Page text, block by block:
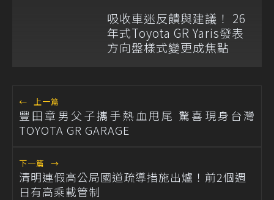
吸收車迷反饋與建議！ 26
年式Toyota GR Yaris發表
方向盤樣式變更成焦點
← 上一篇
豐田章男父子攜手熱血甩尾 驚喜現身台灣
TOYOTA GR GARAGE
下一篇 →
清明連假高公局國道疏導措施出爐！前2個週
日有高乘載管制